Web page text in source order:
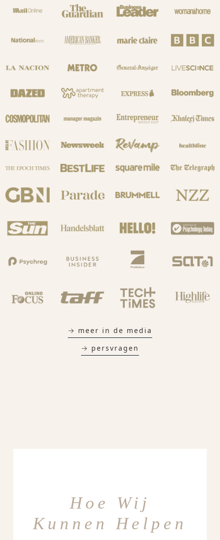
→ meer in de media
→ persvragen
Hoe Wij
Kunnen Helpen